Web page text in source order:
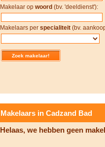
Makelaar op woord (bv. 'deeldienst'):
Makelaars per specialiteit (bv.
Makelaars in Cadzand Bad
Helaas, we hebben geen